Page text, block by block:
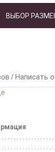
ВЫБОР
/ Написать